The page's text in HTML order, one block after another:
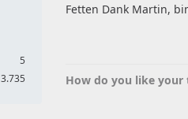
5
3.735
Fetten Dank Martin,
How do you like